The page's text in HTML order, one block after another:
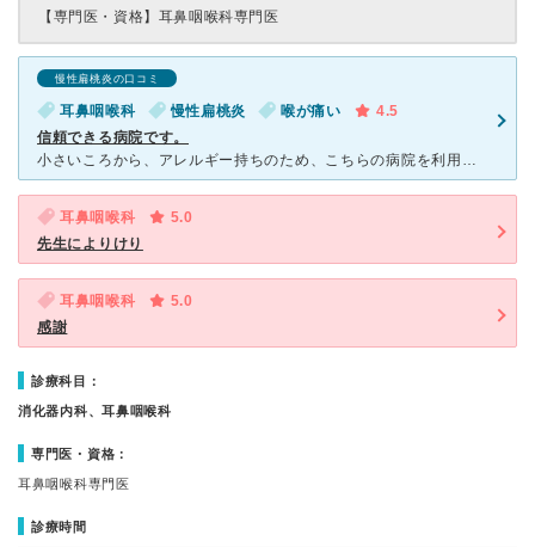
【専門医・資格】 耳鼻咽喉科専門医
慢性扁桃炎の口コミ
耳鼻咽喉科 慢性扁桃炎 喉が痛い
4.5
信頼できる病院です。
小さいころから、アレルギー持ちのため、こちらの病院を利用しています。 大人になってからは、アレルギーと扁桃炎で月一回以上利用していました。 ネットから順番待ちの受付はできるものの、いつ行っても
耳鼻咽喉科
5.0
先生によりけり
耳鼻咽喉科
5.0
感謝
診療科目：
消化器内科、耳鼻咽喉科
専門医・資格：
耳鼻咽喉科専門医
診療時間